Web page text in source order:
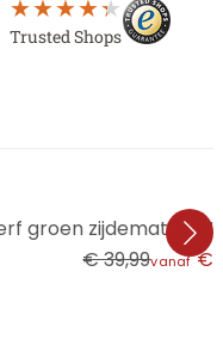
Trusted Shops
groen zijdemat - THE
€ 39,99vanaf €